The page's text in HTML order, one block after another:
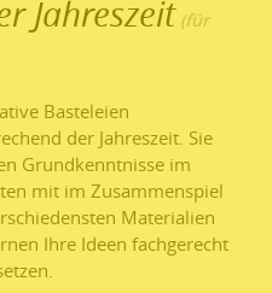
Jahreszeit
Basteleien
der Jahreszeit. Sie
Grundkenntnisse im
mit im Zusammenspiel
Materialien
Ihre Ideen fachgerecht